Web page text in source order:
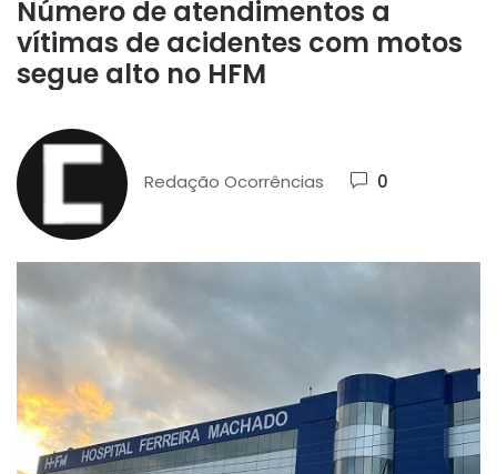
Número de atendimentos a
vítimas de acidentes com motos
segue alto no HFM
Redação Ocorrências 0